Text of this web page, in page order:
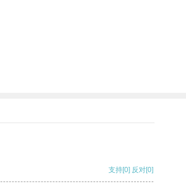
支持[0] 反对[0]